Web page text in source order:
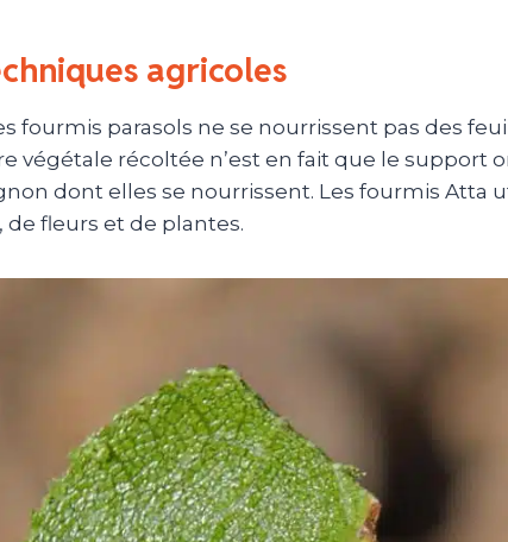
agricoles
fourmis parasols ne se nourrissent pas des
végétale récoltée n’est en fait que le support
dont elles se nourrissent. Les fourmis Atta
de fleurs et de plantes.